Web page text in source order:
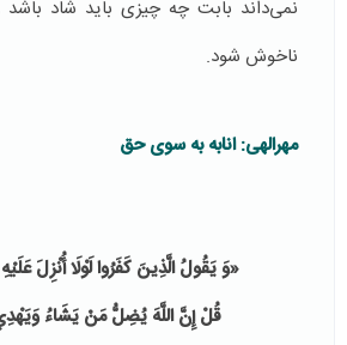
نمی‌داند بابت چه چیزی باید شاد
ناخوش شود.
مهرالهی: انابه به سوی حق
«وَ يَقُولُ الَّذِينَ كَفَرُوا لَوْلَا أُنْزِلَ
قُلْ إِنَّ اللَّهَ يُضِلُّ مَنْ يَشَاءُ